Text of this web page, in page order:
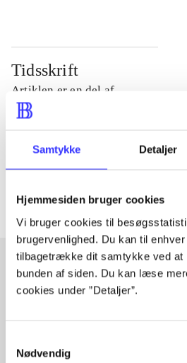
Samtykke Detaljer
Hjemmesiden bruger cookies
Vi bruger cookies til
brugervenlighed. Du kan til
tilbagetrække dit samtykke ved at
bunden af siden. Du kan læse
cookies under ”Detaljer”.
Nødvendig
Tidsskrift
Artiklen er en del af
Tidsskrift
Artiklerne i handler ofte om
Artikler med samme